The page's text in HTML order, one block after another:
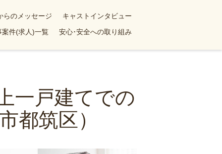
らのメッセージ
キャストインタビュー
案件(求人)一覧 安心･安全への取り組み
一戸建てでの
都筑区）